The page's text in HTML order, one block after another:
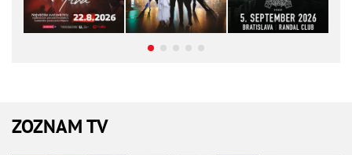
ZOZNAM TV